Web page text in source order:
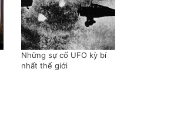
Những sự cố UFO kỳ bí
nhất thế giới